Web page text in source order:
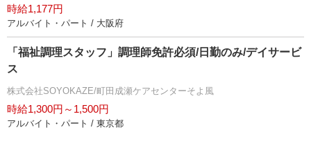
時給1,177円
アルバイト・パート / 大阪府
「福祉調理スタッフ」調理師免許必須/日勤のみ/デイサービ
ス
株式会社SOYOKAZE/町田成瀬ケアセンターそよ風
時給1,300円～1,500円
アルバイト・パート / 東京都